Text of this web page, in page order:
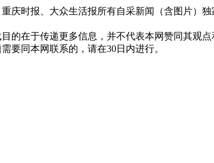
庆时报、大众生活报所有自采新闻（含图片）
的在于传递更多信息，并不代表本网赞同其观点
要同本网联系的，请在30日内进行。